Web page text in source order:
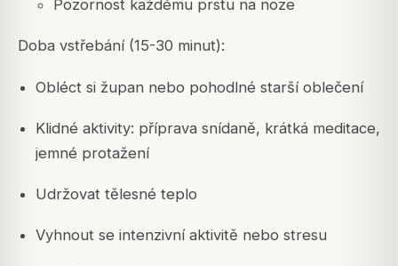
Pozornost každému prstu na noze
Doba vstřebání (15-30 minut):
Obléct si župan nebo pohodlné starší oblečení
Klidné aktivity: příprava snídaně, krátká meditace,
jemné protažení
Udržovat tělesné teplo
Vyhnout se intenzivní aktivitě nebo stresu